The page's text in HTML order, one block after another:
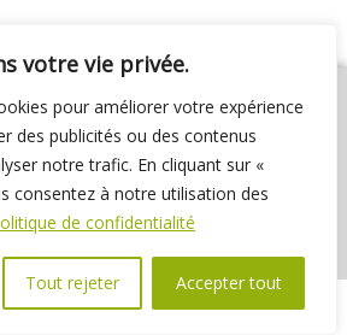
votre vie privée.
pour améliorer votre expérience
des publicités ou des contenus
notre trafic. En cliquant sur «
consentez à notre utilisation des
de confidentialité
Tout rejeter Accepter tout
01 69 31 37 31
Nous contacter
Marchés publics Délibérations